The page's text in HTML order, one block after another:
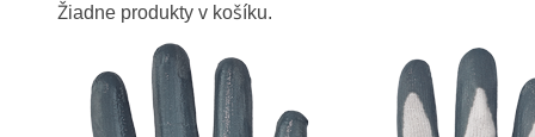
Žiadne produkty v košíku.